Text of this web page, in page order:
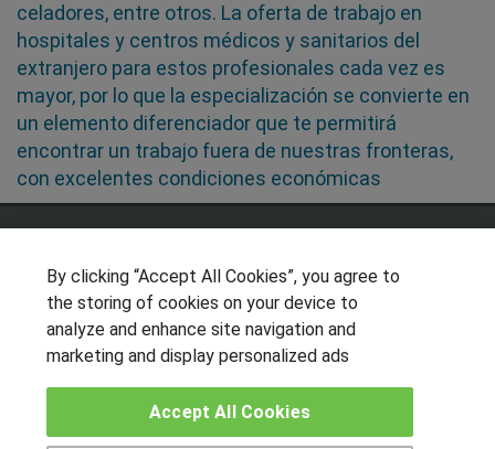
celadores, entre otros. La oferta de trabajo en
hospitales y centros médicos y sanitarios del
extranjero para estos profesionales cada vez es
mayor, por lo que la especialización se convierte en
un elemento diferenciador que te permitirá
encontrar un trabajo fuera de nuestras fronteras,
con excelentes condiciones económicas
OTROS GRUPOS DE INTERES
Muro de los idiomas
Hablemos de empleo
By clicking “Accept All Cookies”, you agree to
the storing of cookies on your device to
analyze and enhance site navigation and
marketing and display personalized ads
Accept All Cookies